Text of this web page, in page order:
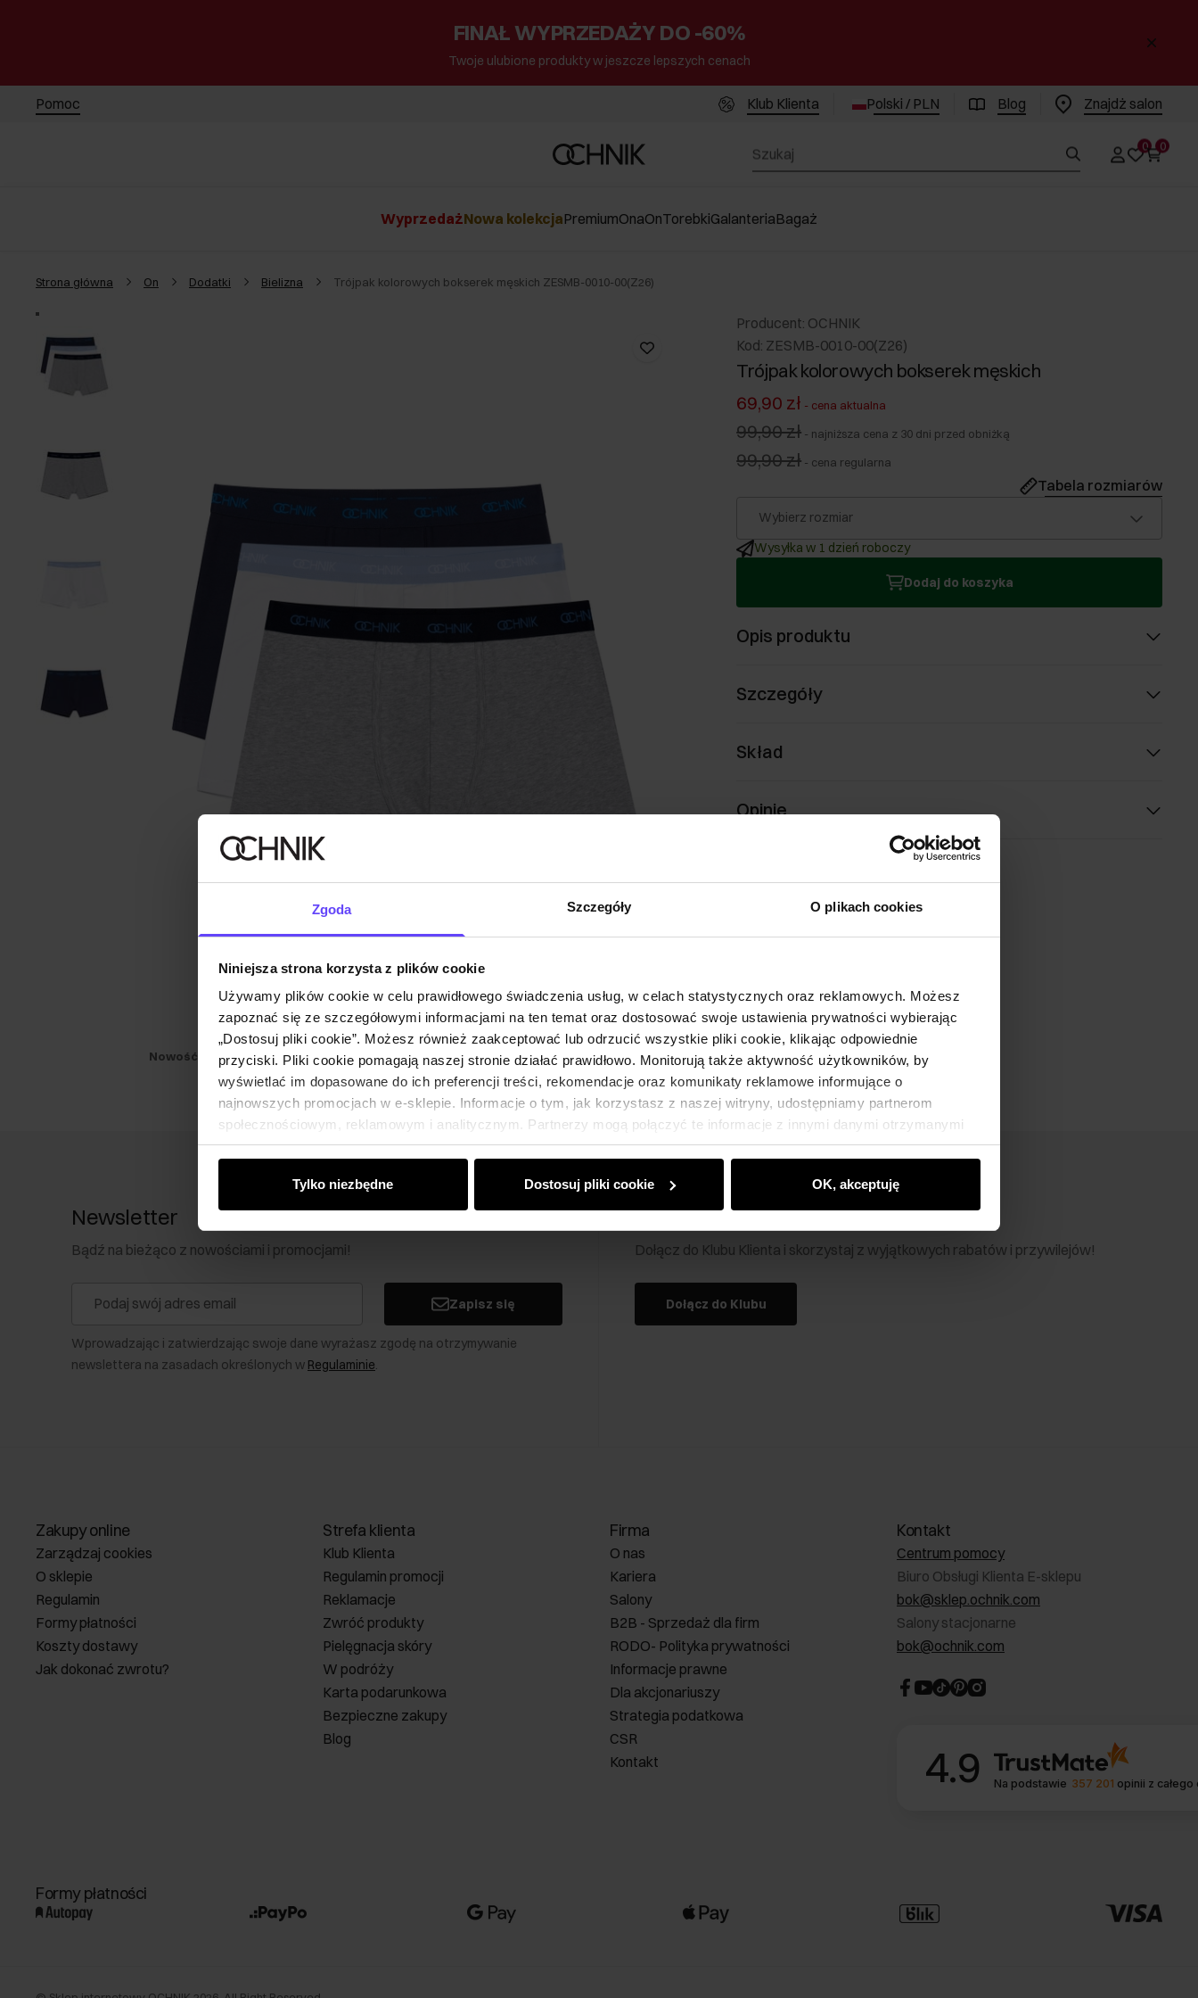
Zgoda Szczegóły O plikach cookies
Niniejsza strona korzysta z plików cookie
Używamy plików cookie w celu prawidłowego świadczenia usług, w celach statystycznych oraz reklamowych. Możesz
zapoznać się ze szczegółowymi informacjami na ten temat oraz dostosować swoje ustawienia prywatności wybierając
„Dostosuj pliki cookie”. Możesz również zaakceptować lub odrzucić wszystkie pliki cookie, klikając odpowiednie
przyciski. Pliki cookie pomagają naszej stronie działać prawidłowo. Monitorują także aktywność użytkowników, by
wyświetlać im dopasowane do ich preferencji treści, rekomendacje oraz komunikaty reklamowe informujące o
najnowszych promocjach w e-sklepie. Informacje o tym, jak korzystasz z naszej witryny, udostępniamy partnerom
społecznościowym, reklamowym i analitycznym. Partnerzy mogą połączyć te informacje z innymi danymi otrzymanymi
od Ciebie lub uzyskanymi podczas korzystania z ich usług.
Tylko niezbędne Dostosuj pliki cookie OK, akceptuję
FINAŁ WYPRZEDAŻY DO -60%
Twoje ulubione produkty w jeszcze lepszych cenach
Pomoc Klub Klienta Polski / PLN Blog Znajdż salon
0 0
WyprzedażNowa kolekcjaPremiumOnaOnTorebkiGalanteriaBagaż
Strona główna On Dodatki Bielizna Trójpak kolorowych bokserek męskich ZESMB-0010-00(Z26)
Nowość
Producent: OCHNIK
Kod: ZESMB-0010-00(Z26)
Trójpak kolorowych bokserek męskich
69,90 zł - cena aktualna
99,90 zł - najniższa cena z 30 dni przed obniżką
99,90 zł - cena regularna
Tabela rozmiarów
Wybierz rozmiar
Wysyłka w 1 dzień roboczy
Dodaj do koszyka
Opis produktu
Szczegóły
Skład
Opinie
Newsletter
Bądź na bieżąco z nowościami i promocjami!
Zapisz się
Wprowadzając i zatwierdzając swoje dane wyrażasz zgodę na otrzymywanie
newslettera na zasadach określonych w Regulaminie.
Klub Klienta Ochnik
Dołącz do Klubu Klienta i skorzystaj z wyjątkowych rabatów i przywilejów!
Dołącz do Klubu
Zakupy online
Zarządzaj cookies
O sklepie
Regulamin
Formy płatności
Koszty dostawy
Jak dokonać zwrotu?
Strefa klienta
Klub Klienta
Regulamin promocji
Reklamacje
Zwróć produkty
Pielęgnacja skóry
W podróży
Karta podarunkowa
Bezpieczne zakupy
Blog
Firma
O nas
Kariera
Salony
B2B - Sprzedaż dla firm
RODO- Polityka prywatności
Informacje prawne
Dla akcjonariuszy
Strategia podatkowa
CSR
Kontakt
Kontakt
Centrum pomocy
Biuro Obsługi Klienta E-sklepu
bok@sklep.ochnik.com
Salony stacjonarne
bok@ochnik.com
4.9 Na podstawie 357 201 opinii z
Formy płatności